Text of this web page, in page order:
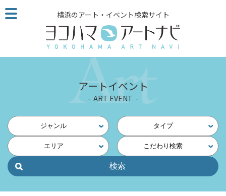
こ
の
ジ
読
他
ペ
横浜のアート・イベント検索サイト
アートイベント
ART EVENT
ジャンル タイプ
エリア こだわり検索